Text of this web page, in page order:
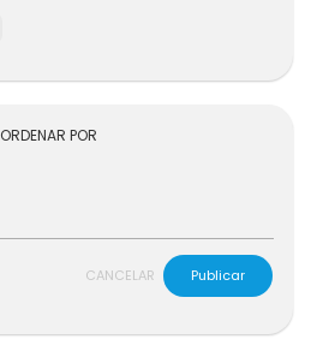
ORDENAR POR
CANCELAR Publicar